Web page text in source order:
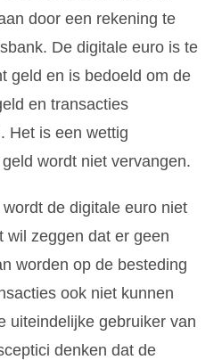
door een rekening te
De digitale euro is te
geld en is bedoeld om de
en transacties
Het is een wettig
wordt niet vervangen.
de digitale euro niet
wil zeggen dat er geen
worden op de besteding
ook niet kunnen
uiteindelijke gebruiker van
denken dat de